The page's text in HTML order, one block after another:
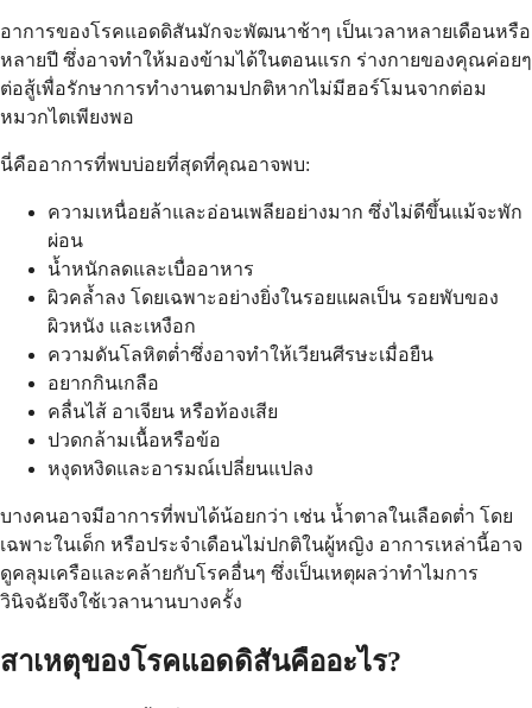
อาการของโรคแอดดิสันมักจะพัฒนาช้าๆ เป็นเวลาหลายเดือนหรือ
หลายปี ซึ่งอาจทำให้มองข้ามได้ในตอนแรก ร่างกายของคุณค่อยๆ
ต่อสู้เพื่อรักษาการทำงานตามปกติหากไม่มีฮอร์โมนจากต่อม
หมวกไตเพียงพอ
นี่คืออาการที่พบบ่อยที่สุดที่คุณอาจพบ:
ความเหนื่อยล้าและอ่อนเพลียอย่างมาก ซึ่งไม่ดีขึ้นแม้จะพัก
ผ่อน
น้ำหนักลดและเบื่ออาหาร
ผิวคล้ำลง โดยเฉพาะอย่างยิ่งในรอยแผลเป็น รอยพับของ
ผิวหนัง และเหงือก
ความดันโลหิตต่ำซึ่งอาจทำให้เวียนศีรษะเมื่อยืน
อยากกินเกลือ
คลื่นไส้ อาเจียน หรือท้องเสีย
ปวดกล้ามเนื้อหรือข้อ
หงุดหงิดและอารมณ์เปลี่ยนแปลง
บางคนอาจมีอาการที่พบได้น้อยกว่า เช่น น้ำตาลในเลือดต่ำ โดย
เฉพาะในเด็ก หรือประจำเดือนไม่ปกติในผู้หญิง อาการเหล่านี้อาจ
ดูคลุมเครือและคล้ายกับโรคอื่นๆ ซึ่งเป็นเหตุผลว่าทำไมการ
วินิจฉัยจึงใช้เวลานานบางครั้ง
สาเหตุของโรคแอดดิสันคืออะไร?